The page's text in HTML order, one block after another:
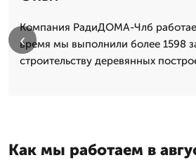
Компания РадиДОМА-Члб
время мы выполнили более 1598
строительству деревянных
‹
Как мы работаем в